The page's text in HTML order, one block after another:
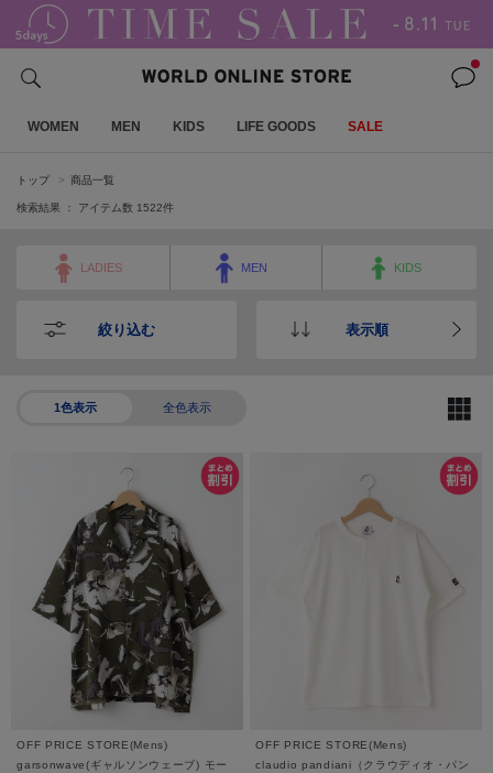
WOMEN MEN KIDS LIFE GOODS SALE
トップ 商品一覧
検索結果 ： アイテム数 1522件
LADIES MEN KIDS
絞り込む 表示順
1色表示 全色表示
OFF PRICE STORE(Mens)
garsonwave(ギャルソンウェーブ) モー
OFF PRICE STORE(Mens)
claudio pandiani（クラウディオ・パン